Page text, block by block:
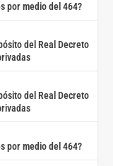
por medio del 464?
del Real Decreto
del Real Decreto
por medio del 464?